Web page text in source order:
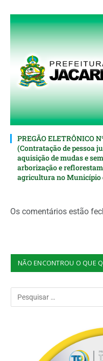
PREGÃO ELETRÔNICO
(Contratação de pessoa
aquisição de mudas e
arborização e
agricultura no Município
Os comentários estão
NÃO ENCONTROU O QUE